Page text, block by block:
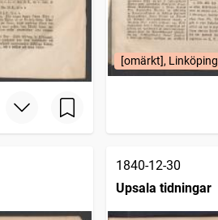
[omärkt], Linköping
1840-12-30
Upsala tidningar